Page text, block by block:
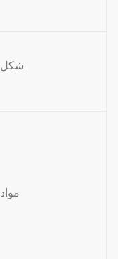
شكل
مواد